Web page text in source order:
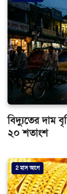
বিদ্যুতের দাম
২০ শতাংশ
2 মাস আগে